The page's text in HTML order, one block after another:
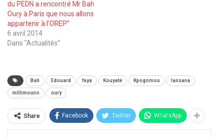
du PEDN a rencontré Mr Bah
Oury à Paris que nous allons
appartenir à l’OREP’’
6 avril 2014
Dans "Actualités"
Bah Edouard faya Kouyaté Kpogomou lansana
millimouno oury
Share Facebook Twitter WhatsApp